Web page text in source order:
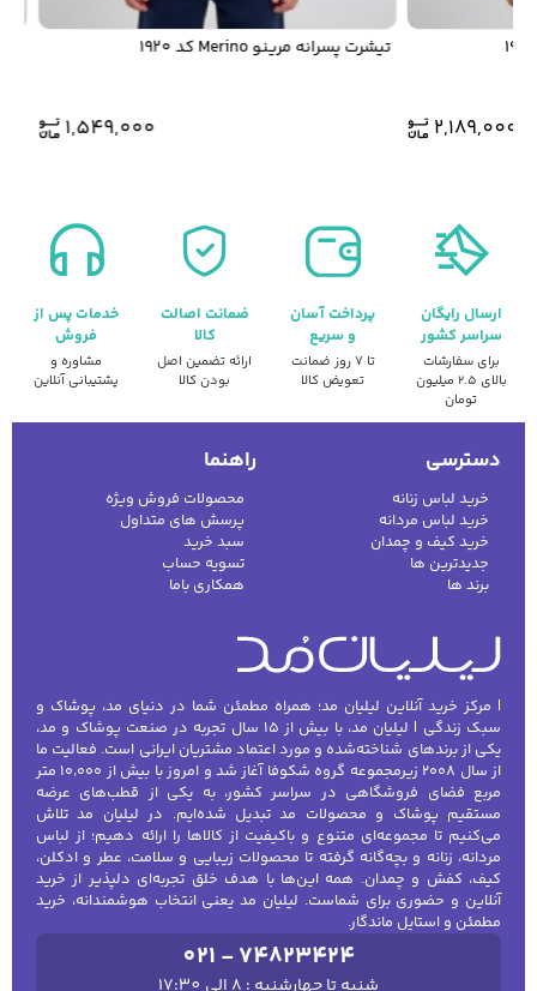
2,189,000
تيشرت پسرانه مرينو Merino کد 1920
1,549,000
ارسال رایگان
سراسر کشور
برای سفارشات
بالای ۲.۵ میلیون
تومان
پرداخت آسان
و سریع
تا ۷ روز ضمانت
تعویض کالا
ضمانت اصالت
کالا
ارائه تضمین اصل
بودن کالا
خدمات پس از
فروش
مشاوره و
پشتیبانی آنلاین
دسترسی
خرید لباس زنانه
خرید لباس مردانه
خرید کیف و چمدان
جدیدترین ها
برند ها
راهنما
محصولات فروش ویژه
پرسش های متداول
سبد خرید
تسویه حساب
همکاری باما
| مرکز خرید آنلاین لیلیان مد؛ همراه مطمئن شما در دنیای مد، پوشاک و
سبک زندگی | لیلیان مد، با بیش از ۱۵ سال تجربه در صنعت پوشاک و مد،
یکی از برندهای شناخته‌شده و مورد اعتماد مشتریان ایرانی است. فعالیت ما
از سال ۲۰۰۸ زیرمجموعه گروه شکوفا آغاز شد و امروز با بیش از ۱۰٬۰۰۰ متر
مربع فضای فروشگاهی در سراسر کشور، به یکی از قطب‌های عرضه
مستقیم پوشاک و محصولات مد تبدیل شده‌ایم. در لیلیان مد تلاش
می‌کنیم تا مجموعه‌ای متنوع و باکیفیت از کالاها را ارائه دهیم؛ از لباس
مردانه، زنانه و بچه‌گانه گرفته تا محصولات زیبایی و سلامت، عطر و ادکلن،
کیف، کفش و چمدان. همه این‌ها با هدف خلق تجربه‌ای دلپذیر از خرید
آنلاین و حضوری برای شماست. لیلیان مد یعنی انتخاب هوشمندانه، خرید
مطمئن و استایل ماندگار.
021 - 74823424